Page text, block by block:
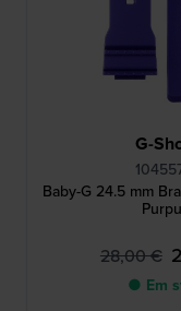
G-
Baby-G 24.5 mm
28,00 €
● Em